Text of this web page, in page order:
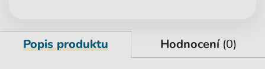
Popis produktu Hodnocení (0)